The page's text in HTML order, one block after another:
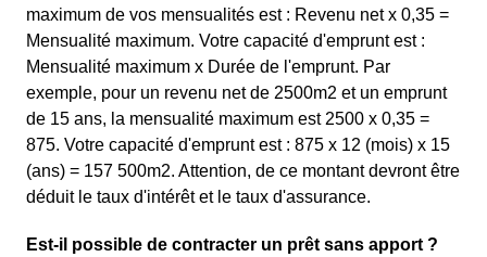
maximum de vos mensualités est : Revenu net x 0,35 =
Mensualité maximum. Votre capacité d'emprunt est :
Mensualité maximum x Durée de l'emprunt. Par
exemple, pour un revenu net de 2500m2 et un emprunt
de 15 ans, la mensualité maximum est 2500 x 0,35 =
875. Votre capacité d'emprunt est : 875 x 12 (mois) x 15
(ans) = 157 500m2. Attention, de ce montant devront être
déduit le taux d'intérêt et le taux d'assurance.
Est-il possible de contracter un prêt sans apport ?